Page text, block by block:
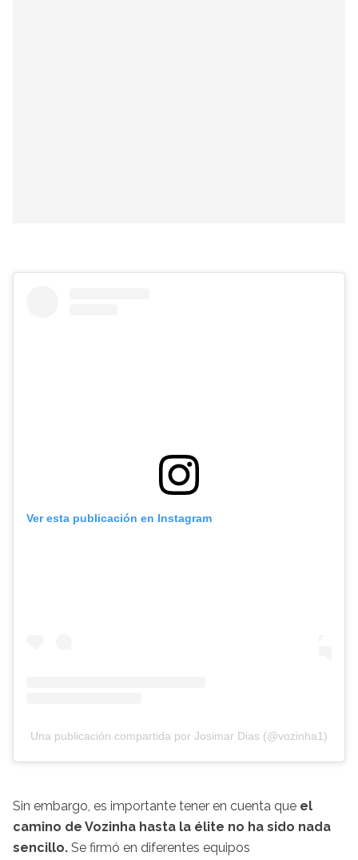
Ver esta publicación en Instagram
Una publicación compartida por Josimar Dias (@vozinha1)
Sin embargo, es importante tener en cuenta que el
camino de Vozinha hasta la élite no ha sido nada
sencillo. Se firmó en diferentes equipos